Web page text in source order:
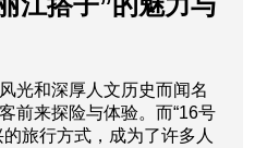
光和深厚人文历史而闻名
前来探险与体验。而“16号
旅行方式，成为了许多人